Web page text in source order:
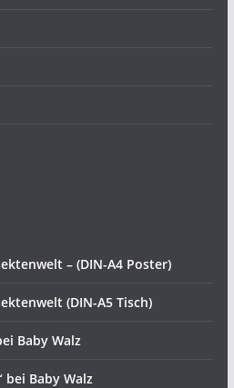
– (DIN-A4 Poster)
(DIN-A5 Tisch)
Baby Walz
bei Baby Walz